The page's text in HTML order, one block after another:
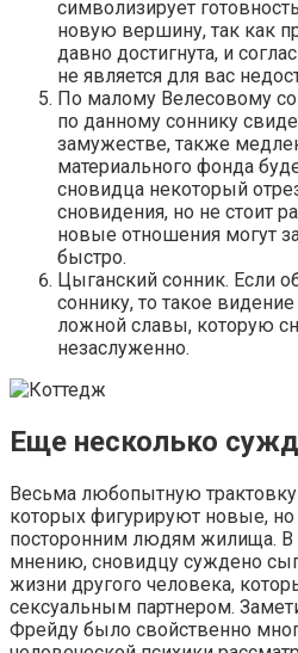
символизирует
новую вершину, так как
давно достигнута, и
не является для вас
По малому Велесовому
по данному соннику
замужестве, также
материального фонда
сновидца некоторый
сновидения, но не стоит
новые отношения могут
быстро.
Цыганский сонник. Если
соннику, то такое
ложной славы, которую
незаслуженно.
Еще несколько
Весьма любопытную
которых фигурируют новые,
посторонним людям жилища. В
мнению, сновидцу суждено
жизни другого человека,
сексуальным партнером.
Фрейду было свойственно